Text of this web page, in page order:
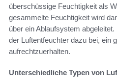
überschüssige Feuchtigkeit als
gesammelte Feuchtigkeit wird
über ein Ablaufsystem
der Luftentfeuchter dazu bei, ein
aufrechtzuerhalten.
Unterschiedliche Typen von